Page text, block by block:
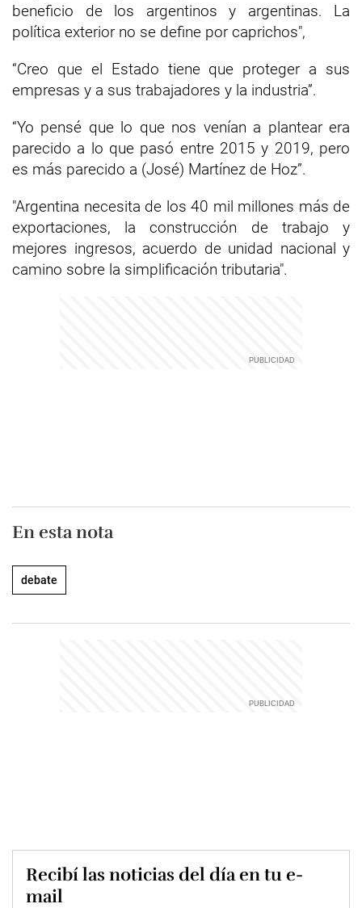
beneficio de los argentinos y argentinas. La
política exterior no se define por caprichos",
“Creo que el Estado tiene que proteger a sus
empresas y a sus trabajadores y la industria”.
“Yo pensé que lo que nos venían a plantear era
parecido a lo que pasó entre 2015 y 2019, pero
es más parecido a (José) Martínez de Hoz”.
"Argentina necesita de los 40 mil millones más de
exportaciones, la construcción de trabajo y
mejores ingresos, acuerdo de unidad nacional y
camino sobre la simplificación tributaria".
En esta nota
debate
Recibí las noticias del día en tu e-
mail